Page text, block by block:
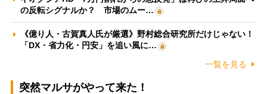
の反転シグナルか？ 市場のムー…
《億り人・古賀真人氏が厳選》野村総合研究所だけじゃない！
「DX・省力化・円安」を追い風に…
一覧を見る
突然マルサがやって来た！